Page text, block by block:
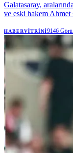
Galatasaray,
ve eski hakem Ahmet
haklarını kullanmaya
HABERVITRINI9146